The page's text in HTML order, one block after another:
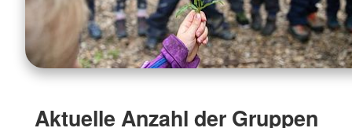
Aktuelle Anzahl der Gruppen